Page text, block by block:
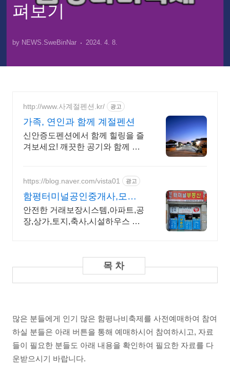
펴보기
by NEWS.SweBinNar 2024. 4. 8.
http://www.사계절펜션.kr/ 광고
가족, 연인과 함께 계절펜션
신안증도펜션에서 함께 힐링을 즐
겨보세요! 깨끗한 공기와 함께 편
https://blog.naver.com/vista01 광고
함평터미널공인중개사,모든
물건 부동산매매 중개.컨설팅
전문
안전한 거래보장시스템,아파트,공
장,상가,토지,축사,시설하우스 등
많은 분들에게 인기 많은 함평나비축제를 사전예매하여 참여
하실 분들은 아래 버튼을 통해 예매하시어 참여하시고, 자료
들이 필요한 분들도 아래 내용을 확인하여 필요한 자료를 다
운받으시기 바랍니다.